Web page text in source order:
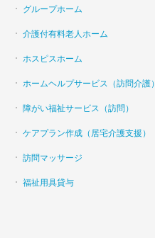
グループホーム
介護付有料老人ホーム
ホスピスホーム
ホームヘルプサービス（訪問介護）
障がい福祉サービス（訪問）
ケアプラン作成（居宅介護支援）
訪問マッサージ
福祉用具貸与